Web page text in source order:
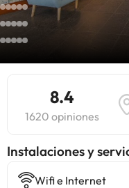
8.4
1620 opiniones
Instalaciones y
Wifi e Internet